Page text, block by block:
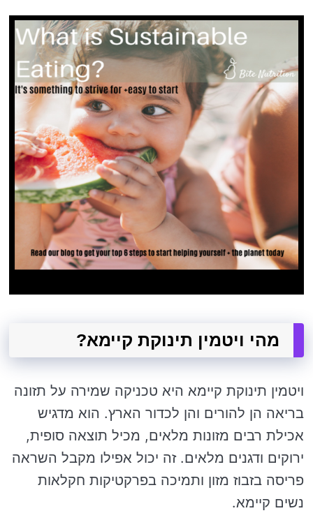
מהי ויטמין תינוקת קיימא?
ויטמין תינוקת קיימא היא טכניקה שמירה על תזונה
בריאה הן להורים והן לכדור הארץ. הוא מדגיש
אכילת רבים מזונות מלאים, מכיל תוצאה סופית,
ירוקים ודגנים מלאים. זה יכול אפילו מקבל השראה
פריסה בזבוז מזון ותמיכה בפרקטיקות חקלאות
נשים קיימא.